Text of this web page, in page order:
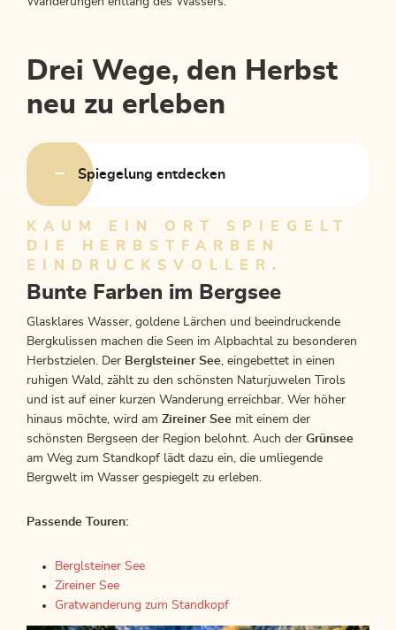
Drei Wege, den Herbst
neu zu erleben
Spiegelung entdecken
KAUM EIN ORT SPIEGELT
DIE HERBSTFARBEN
EINDRUCKSVOLLER.
Bunte Farben im Bergsee
Glasklares Wasser, goldene Lärchen und beeindruckende
Bergkulissen machen die Seen im Alpbachtal zu besonderen
Herbstzielen. Der Berglsteiner See, eingebettet in einen
ruhigen Wald, zählt zu den schönsten Naturjuwelen Tirols
und ist auf einer kurzen Wanderung erreichbar. Wer höher
hinaus möchte, wird am Zireiner See mit einem der
schönsten Bergseen der Region belohnt. Auch der Grünsee
am Weg zum Standkopf lädt dazu ein, die umliegende
Bergwelt im Wasser gespiegelt zu erleben.
Passende Touren:
Berglsteiner See
Zireiner See
Gratwanderung zum Standkopf